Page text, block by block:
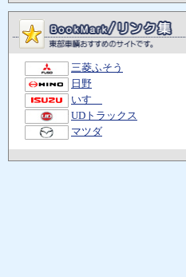
三菱ふそう
日野
いすゞ
UDトラックス
マツダ